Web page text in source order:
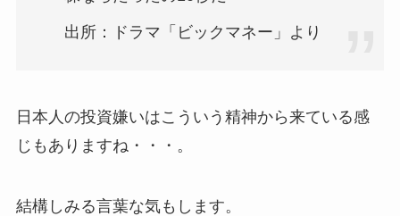
出所：ドラマ「ビックマネー」より
日本人の投資嫌いはこういう精神から来ている感
じもありますね・・・。
結構しみる言葉な気もします。